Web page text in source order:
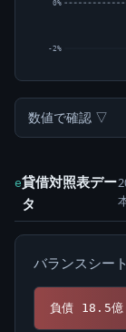
-2%
0%
数値で確認 ▽
e貸借対照表デー
タ
バランスシー
負債 18.5